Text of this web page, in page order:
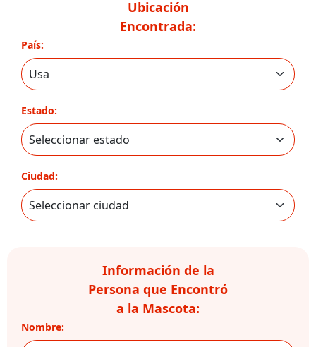
Ubicación
Encontrada:
País:
Estado:
Ciudad:
Información de la
Persona que Encontró
a la Mascota:
Nombre: